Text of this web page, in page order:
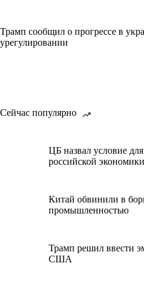
Трамп сообщил о прогрессе в
урегулировании
Сейчас популярно
ЦБ назвал условие
российской экономики
Китай обвинили в
промышленностью
Трамп решил ввести
США